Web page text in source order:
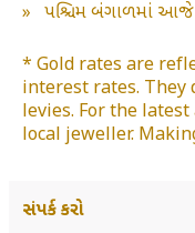
»
પશ્ચિમ બંગાળમાં આજે
* Gold rates are
interest rates. They
levies. For the
local jeweller.
સંપર્ક કરો